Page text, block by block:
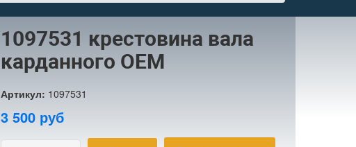
1097531 крестовина вала
карданного OEM
Артикул: 1097531
3 500 руб